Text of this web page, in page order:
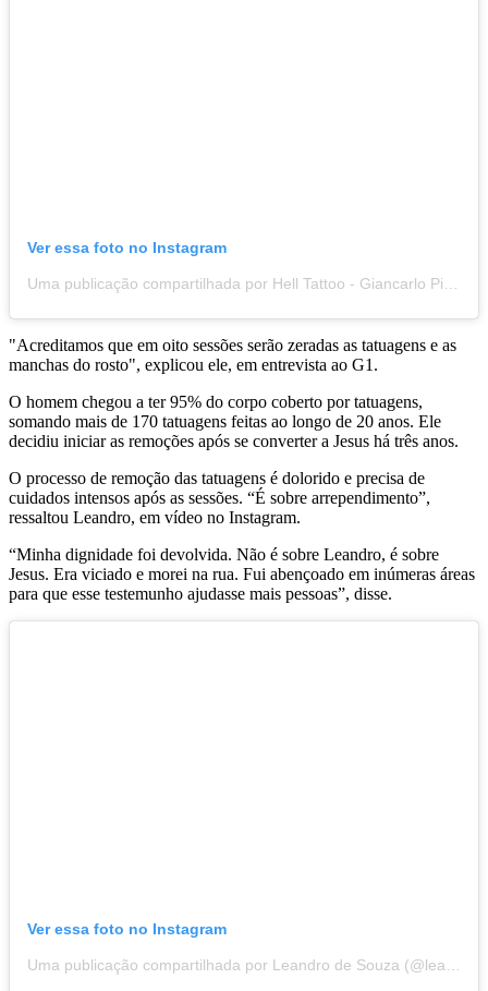
Ver essa foto no Instagram
"Acreditamos que em oito sessões serão zeradas as tatuagens e as
manchas do rosto", explicou ele, em entrevista ao G1.
O homem chegou a ter 95% do corpo coberto por tatuagens,
somando mais de 170 tatuagens feitas ao longo de 20 anos. Ele
decidiu iniciar as remoções após se converter a Jesus há três anos.
O processo de remoção das tatuagens é dolorido e precisa de
cuidados intensos após as sessões. “É sobre arrependimento”,
ressaltou Leandro, em vídeo no Instagram.
“Minha dignidade foi devolvida. Não é sobre Leandro, é sobre
Jesus. Era viciado e morei na rua. Fui abençoado em inúmeras áreas
para que esse testemunho ajudasse mais pessoas”, disse.
Ver essa foto no Instagram